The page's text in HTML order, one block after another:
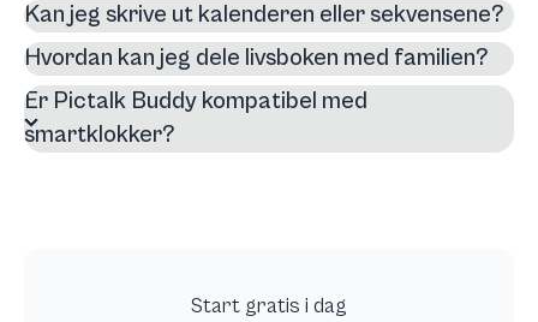
Kan jeg skrive ut kalenderen eller sekvensene?
Hvordan kan jeg dele livsboken med familien?
Er Pictalk Buddy kompatibel med
smartklokker?
Start gratis i dag